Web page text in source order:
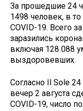
За прошедшие 24
1498 человек, в
COVID-19. Всего
заразились
включая 128 088
выздоровевших.
Согласно Il Sole
вечер 2 августа
COVID-19, число